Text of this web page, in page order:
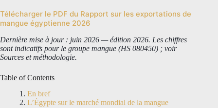
Télécharger le PDF du Rapport sur les exportations de
mangue égyptienne 2026
Dernière mise à jour : juin 2026 — édition 2026. Les chiffres
sont indicatifs pour le groupe mangue (HS 080450) ; voir
Sources et méthodologie.
Table of Contents
En bref
L’Égypte sur le marché mondial de la mangue